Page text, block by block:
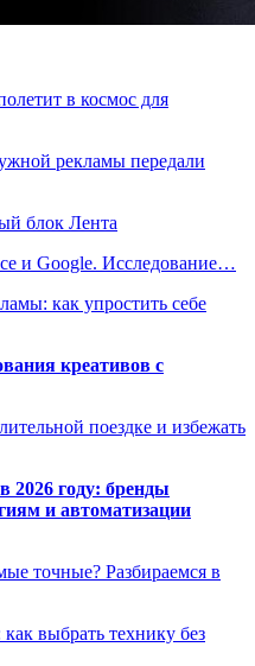
в космос для
рекламы передали
блок Лента
и Google. Исследование…
как упростить себе
креативов с
поездке и избежать
2026 году: бренды
и автоматизации
точные? Разбираемся в
выбрать технику без